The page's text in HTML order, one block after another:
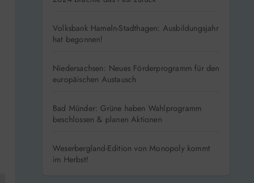
Volksbank Hameln-Stadthagen: Ausbildungsjahr
hat begonnen!
Niedersachsen: Neues Förderprogramm für den
europäischen Austausch
Bad Münder: Grüne haben Wahlprogramm
beschlossen & planen Aktionen
Weserbergland-Edition von Monopoly kommt
im Herbst!